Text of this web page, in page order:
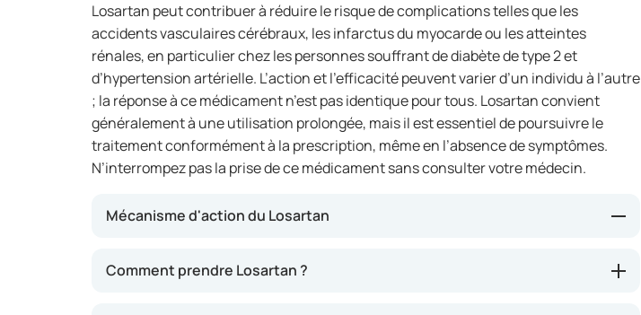
Losartan peut contribuer à réduire le risque de complications telles que les
accidents vasculaires cérébraux, les infarctus du myocarde ou les atteintes
rénales, en particulier chez les personnes souffrant de diabète de type 2 et
d’hypertension artérielle. L’action et l’efficacité peuvent varier d’un individu à l’autre
; la réponse à ce médicament n’est pas identique pour tous. Losartan convient
généralement à une utilisation prolongée, mais il est essentiel de poursuivre le
traitement conformément à la prescription, même en l’absence de symptômes.
N’interrompez pas la prise de ce médicament sans consulter votre médecin.
Mécanisme d'action du Losartan
l’angiotensine II. Cela signifie qu’il bloque l’action d’une substance présente
Comment prendre Losartan ?